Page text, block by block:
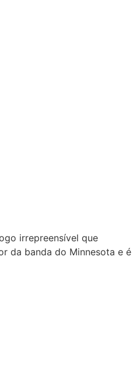
irrepreensível que
da banda do Minnesota e é